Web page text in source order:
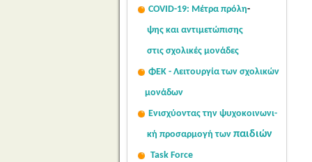
COVID-19: Μέτρα πρόλη-
ψης και αντιμετώπισης
στις σχολικές μονάδες
ΦΕΚ - Λειτουργία των σχολικών
μονάδων
Ενισχύοντας την ψυχοκοινωνι-
κή προσαρμογή των παιδιών
Task Force